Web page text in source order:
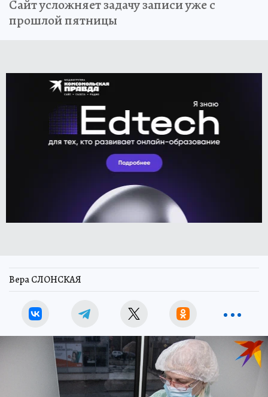
Сайт усложняет задачу записи уже с
прошлой пятницы
Вера СЛОНСКАЯ